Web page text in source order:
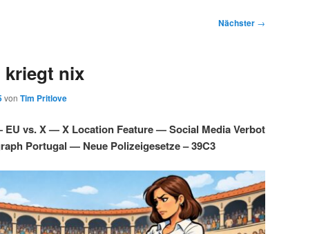
Nächster →
kriegt nix
von Tim Pritlove
vs. X — X Location Feature — Social Media Verbot
Portugal — Neue Polizeigesetze – 39C3